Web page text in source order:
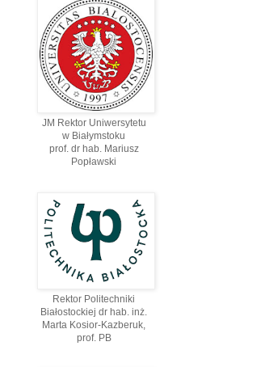
JM Rektor Uniwersytetu
w Białymstoku
prof. dr hab. Mariusz
Popławski
Rektor Politechniki
Białostockiej dr hab. inż.
Marta Kosior-Kazberuk,
prof. PВ